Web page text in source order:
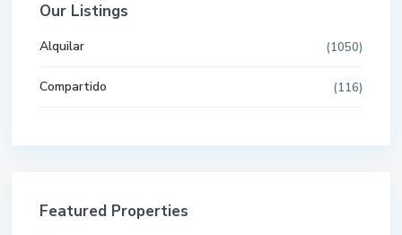
Our Listings
Alquilar (1050)
Compartido (116)
Featured Properties